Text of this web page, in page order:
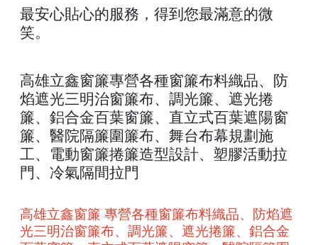
最安心貼心的服務，得到您最滿意的微
笑。
高雄立鑫窗簾專營各種窗簾布料織品、防
焰遮光三明治窗簾布、調光簾、遮光捲
簾、鋁合金百葉窗簾、直立式百葉遮陽窗
簾、醫院隔簾圍簾布、舞台布幕規劃施
工、電動窗簾捲簾造型設計、 塑膠活動拉
門、冷氣隔間拉門
高雄立鑫窗簾 專營各種窗簾布料織品、防焰遮
光三明治窗簾布、調光簾、遮光捲簾、鋁合金